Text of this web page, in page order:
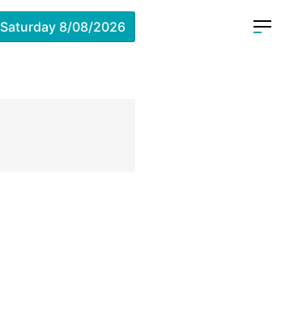
Saturday 8/08/2026